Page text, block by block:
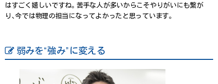
はすごく嬉しいですね。苦手な人が多いからこそやりがいにも繋が
り、今では物理の担当になってよかったと思っています。
弱みを“強み”に変える